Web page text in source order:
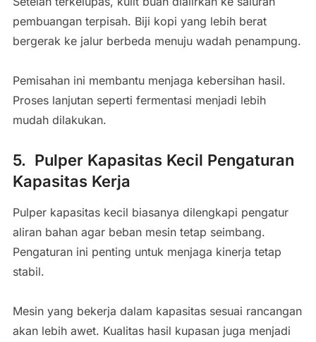
pembuangan terpisah. Biji kopi yang lebih berat
bergerak ke jalur berbeda menuju wadah penampung.
Pemisahan ini membantu menjaga kebersihan hasil.
Proses lanjutan seperti fermentasi menjadi lebih
mudah dilakukan.
5. Pulper Kapasitas Kecil Pengaturan
Kapasitas Kerja
Pulper kapasitas kecil biasanya dilengkapi pengatur
aliran bahan agar beban mesin tetap seimbang.
Pengaturan ini penting untuk menjaga kinerja tetap
stabil.
Mesin yang bekerja dalam kapasitas sesuai rancangan
akan lebih awet. Kualitas hasil kupasan juga menjadi